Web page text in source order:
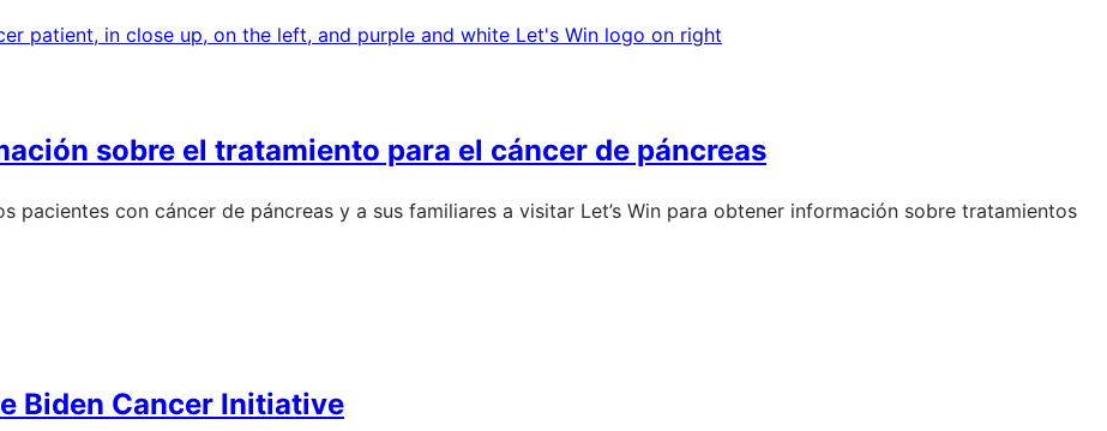
sobre el tratamiento para el cáncer de páncreas
pacientes con cáncer de páncreas y a sus familiares a visitar Let’s Win para obtener información sobre tratamientos
Biden Cancer Initiative